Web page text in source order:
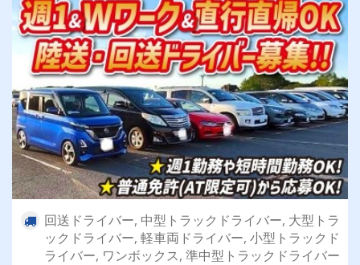
回送ドライバー, 中型トラックドライバー, 大型トラ
ックドライバー, 軽車両ドライバー, 小型トラックド
ライバー, ワンボックス, 準中型トラックドライバー